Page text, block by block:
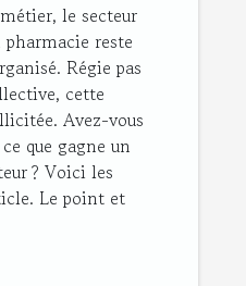
le secteur
pharmacie reste
Régie pas
cette
Avez-vous
que gagne un
? Voici les
Le point et